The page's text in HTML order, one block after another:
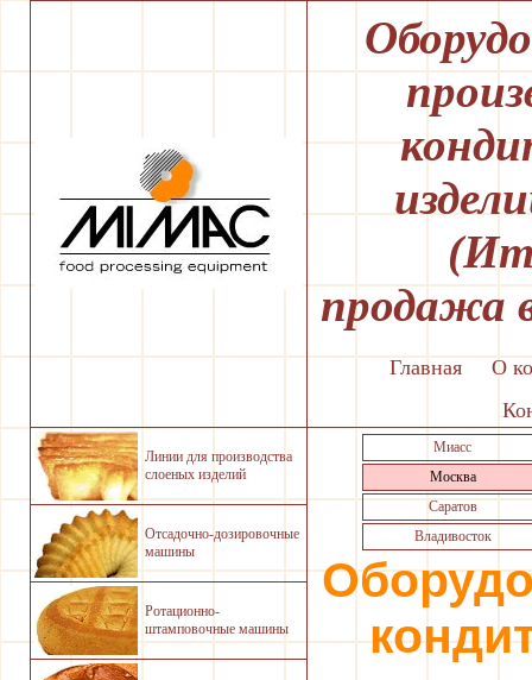
продажа
Главная
О
Линии для производства
слоеных изделий
Отсадочно-дозировочные
машины
Ротационно-
штамповочные машины
Миасс
Москва
Саратов
Владивосток